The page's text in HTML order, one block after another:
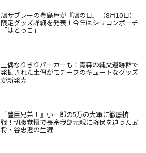
鳩サブレーの豊島屋が『鳩の日』（8月10日）
限定グッズ詳細を発表！今年はシリコンポーチ
「はとっこ」
土偶なりきりパーカーも！青森の縄文遺跡群で
発掘された土偶がモチーフのキュートなグッズ
が新発売
『豊臣兄弟！』小一郎の5万の大軍に徹底抗
戦！切腹覚悟で長宗我部元親に降伏を迫った武
将・谷忠澄の生涯